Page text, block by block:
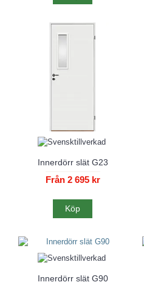
Innerdörr slät G23
Från 2 695 kr
Köp
Innerdörr slät G90